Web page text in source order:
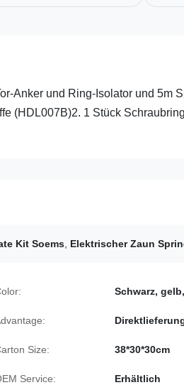
Anker und Ring-Isolator und 5m
(HDL007B)2. 1 Stück
Kit Soems Elektrischer Zaun
Schwarz,
Size: 38*30*30cm
Service: Erhältlich